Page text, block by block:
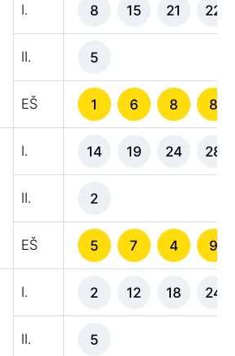
I. 8 15 21 22
II. 5
EŠ 1 6 8 8
I. 14 19 24 28
II. 2
EŠ 5 7 4 9
I. 2 12 18 24
II. 5